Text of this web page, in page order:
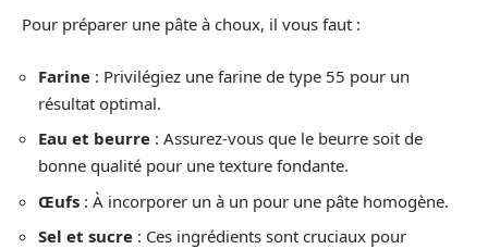
Pour préparer une pâte à choux, il vous faut :
Farine : Privilégiez une farine de type 55 pour un
résultat optimal.
Eau et beurre : Assurez-vous que le beurre soit de
bonne qualité pour une texture fondante.
Œufs : À incorporer un à un pour une pâte homogène.
Sel et sucre : Ces ingrédients sont cruciaux pour